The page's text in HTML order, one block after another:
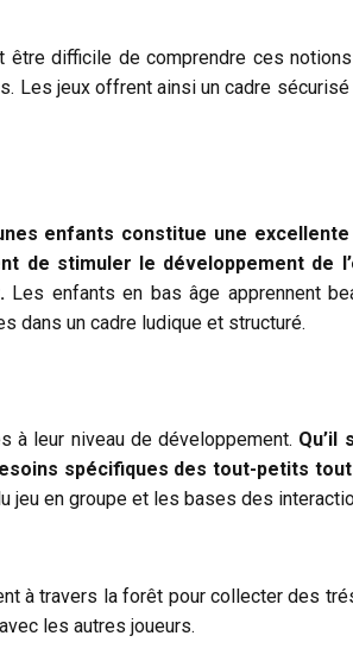
être difficile de comprendre ces
jeux offrent ainsi un cadre sécurisé
enfants constitue une
de stimuler le développement de
Les enfants en bas âge apprennent
dans un cadre ludique et structuré.
à leur niveau de développement. Qu’il
spécifiques des tout-petits
jeu en groupe et les bases des
à travers la forêt pour collecter des
les autres joueurs.